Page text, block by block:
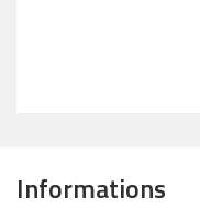
Informations